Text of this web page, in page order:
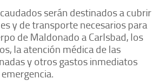
serán destinados a cubrir
y de transporte necesarios para
de Maldonado a Carlsbad, los
la atención médica de las
y otros gastos inmediatos